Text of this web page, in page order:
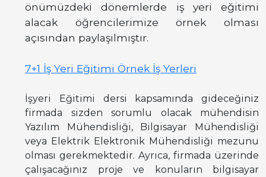
önümüzdeki dönemlerde iş yeri eğitimi
alacak öğrencilerimize örnek olması
açısından paylaşılmıştır.
7+1 İş Yeri Eğitimi Örnek İş Yerleri
İşyeri Eğitimi dersi kapsamında gideceğiniz
firmada sizden sorumlu olacak mühendisin
Yazılım Mühendisliği, Bilgisayar Mühendisliği
veya Elektrik Elektronik Mühendisliği mezunu
olması gerekmektedir. Ayrıca, firmada üzerinde
çalışacağınız proje ve konuların bilgisayar